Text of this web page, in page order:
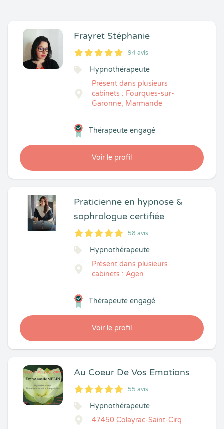
Frayret Stéphanie
5
1
5
94 94 avis
Hypnothérapeute
Présent dans plusieurs
cabinets : Fourques-sur-
Garonne, Marmande
Voir le profil
Thérapeute engagé
Praticienne en hypnose &
sophrologue certifiée
5
1
5
58 58 avis
Hypnothérapeute
Présent dans plusieurs
cabinets : Agen
Voir le profil
Thérapeute engagé
Au Coeur De Vos Emotions
5
1
5
55 55 avis
Hypnothérapeute
47450 Colayrac-Saint-Cirq